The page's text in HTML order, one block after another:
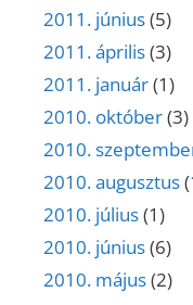
2011. június(5)
2011. április(3)
2011. január(1)
2010. október(3)
2010.
2010. augusztus
2010. július(1)
2010. június(6)
2010. május(2)